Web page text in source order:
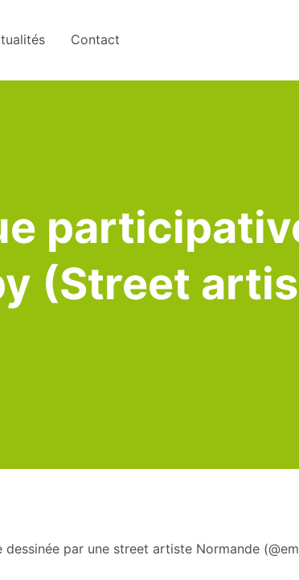
Contact
(Street
par une street artiste Normande